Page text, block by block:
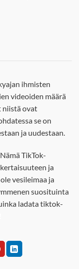
ihmisten
videoiden määrä
niistä ovat
se on
ja uudestaan.
TikTok-
ja
vesileimaa ja
suosituinta
ladata tiktok-